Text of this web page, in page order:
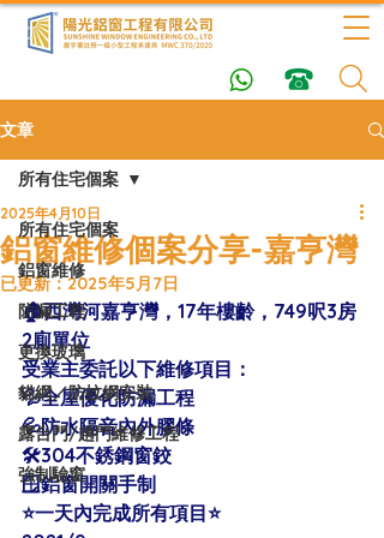
文章
所有住宅個案
鋁窗維修
防漏工程
更換玻璃
貓網／防蚊網安裝
露台門/趟門維修工程
強制驗窗
所有住宅個案
鋁窗維修個案分享-嘉亨灣
2025年4月10日
已更新：2025年5月7日
🏠西灣河嘉亨灣，17年樓齡，749呎3房
2廁單位
受業主委託以下維修項目：
💦全屋優化防漏工程
💦防水隔音內外膠條
🛠304不銹鋼窗鉸
🪟鋁窗開關手制
⭐️一天內完成所有項目⭐️